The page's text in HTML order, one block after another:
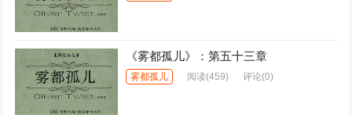
《雾都孤儿》：第五十三章
雾都孤儿 阅读(459) 评论(0)